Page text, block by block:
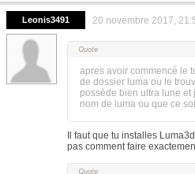
Leonis3491 20 novembre 2017,
apres avoir commencé le
de dossier luma ou le
possède bien ultra lune et
nom de luma ou que ce
Il faut que tu installes
pas comment faire